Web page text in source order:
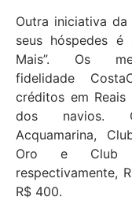
Outra iniciativa
seus hóspedes é
Mais”. Os
fidelidade
créditos em
dos navios.
Acquamarina,
Oro e Club
respectivamente,
R$ 400.